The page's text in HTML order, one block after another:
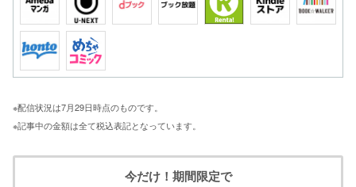
※配信状況は7月29日時点のものです。
※記事中の金額は全て税込表記となっています。
今だけ！期間限定で